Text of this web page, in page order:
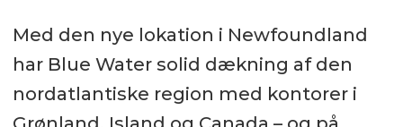
Med den nye lokation i Newfoundland
har Blue Water solid dækning af den
nordatlantiske region med kontorer i